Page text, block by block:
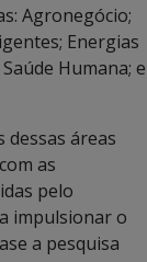
Agronegócio;
Energias
Humana; e
dessas áreas
as
pelo
impulsionar o
a pesquisa